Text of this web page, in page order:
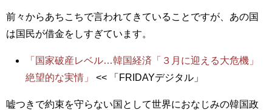
前々からあちこちで言われてきていることですが、あの国
は国民が借金をしすぎています。
「国家破産レベル…韓国経済「３月に迎える大危機」
絶望的な実情」
<< 「FRIDAYデジタル」
嘘つきで約束を守らない国として世界におなじみの韓国政